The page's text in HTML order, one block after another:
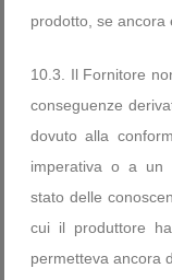
prodotto, se ancora
10.3. Il Fornitore
conseguenze
dovuto alla
imperativa o a un
stato delle
cui il produttore
permetteva ancora